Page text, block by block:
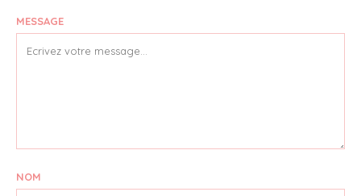
MESSAGE
NOM